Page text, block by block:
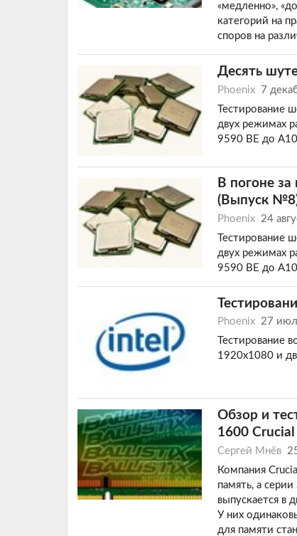
«медленно»,
категорий на
споров на
Десять
Phoenix
7
Тестирование
двух режимах
9590 BE до
В погоне
(Выпуск
Phoenix
24
Тестирование
двух режимах
9590 BE до
Phoenix 27
Тестирование
1920х1080 и
Обзор и
1600
Сергей Мнёв
Компания
память, а
выпускается в
У них
для памяти